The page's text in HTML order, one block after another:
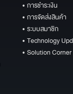
• การชำระเงิน
• การจัดส่งสินค้า
• ระบบสมาชิก
• Technology
• Solution Corner